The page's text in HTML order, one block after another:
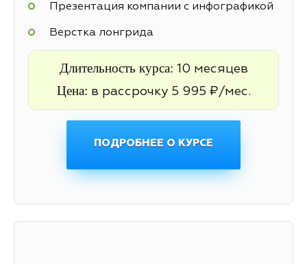
Презентация компании с инфографикой
Верстка лонгрида
Длительность курса: 10 месяцев
Цена: в рассрочку 5 995 ₽/мес.
ПОДРОБНЕЕ О КУРСЕ